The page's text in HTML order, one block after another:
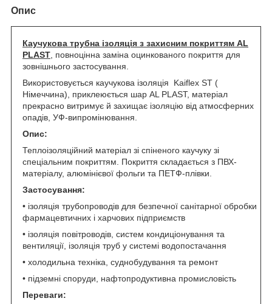
Опис
Каучукова трубна ізоляція з захисним покриттям AL
PLAST , повноцінна заміна оцинкованого покриття для
зовнішнього застосування.
Використовується каучукова ізоляція Kaiflex ST (
Німеччина), приклеюється шар AL PLAST, матеріал
прекрасно витримує й захищає ізоляцію від атмосферних
опадів, УФ-випромінювання.
Опис:
Теплоізоляційний матеріал зі спіненого каучуку зі
спеціальним покриттям. Покриття складається з ПВХ-
матеріалу, алюмінієвої фольги та ПЕТФ-плівки.
Застосування:
• ізоляція трубопроводів для безпечної санітарної обробки
фармацевтичних і харчових підприємств
• ізоляція повітроводів, систем кондиціонування та
вентиляції, ізоляція труб у системі водопостачання
• холодильна техніка, суднобудування та ремонт
• підземні споруди, нафтопродуктивна промисловість
Переваги: